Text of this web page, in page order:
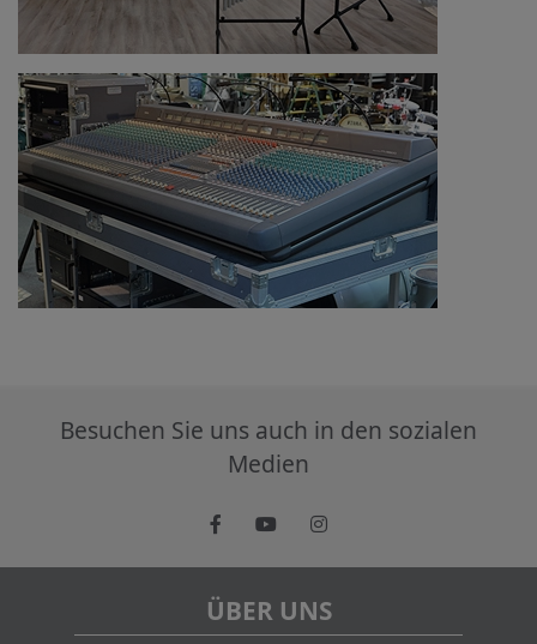
Besuchen Sie uns auch in den sozialen
Medien
ÜBER UNS